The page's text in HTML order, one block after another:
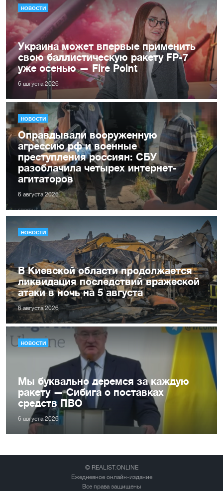
НОВОСТИ
Украина может впервые применить
свою баллистическую ракету FP-7
уже осенью — Fire Point
6 августа 2026
НОВОСТИ
Оправдывали вооруженную
агрессию рф и военные
преступления россиян: СБУ
разоблачила четырех интернет-
агитаторов
6 августа 2026
НОВОСТИ
В Киевской области продолжается
ликвидация последствий вражеской
атаки в ночь на 5 августа
6 августа 2026
НОВОСТИ
Мы буквально деремся за каждую
ракету — Сибига о поставках
средств ПВО
6 августа 2026
© REALIST.ONLINE
Ежедневное онлайн-издание
Все права защищены